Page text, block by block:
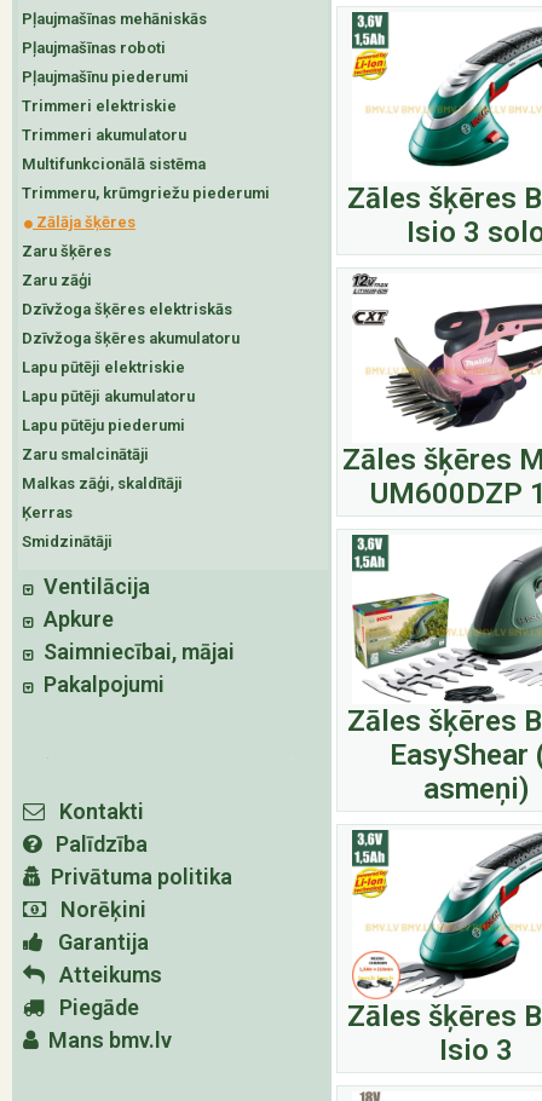
Pļaujmašīnas mehāniskās
Pļaujmašīnas roboti
Pļaujmašīnu piederumi
Trimmeri elektriskie
Trimmeri akumulatoru
Multifunkcionālā sistēma
Trimmeru, krūmgriežu piederumi
Zālāja šķēres
Zaru šķēres
Zaru zāģi
Dzīvžoga šķēres elektriskās
Dzīvžoga šķēres akumulatoru
Lapu pūtēji elektriskie
Lapu pūtēji akumulatoru
Lapu pūtēju piederumi
Zaru smalcinātāji
Malkas zāģi, skaldītāji
Ķerras
Smidzinātāji
Ventilācija
Apkure
Saimniecībai, mājai
Pakalpojumi
Kontakti
Palīdzība
Privātuma politika
Norēķini
Garantija
Atteikums
Piegāde
Mans bmv.lv
Zāles šķēres
Isio 3
Zāles šķēres
UM600DZP
Zāles šķēres
EasyShear
asmeņi)
Zāles šķēres
Isio 3